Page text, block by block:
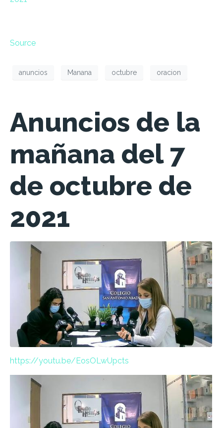
Source
anuncios Manana octubre oracion
Anuncios de la
mañana del 7
de octubre de
2021
https://youtu.be/EosOLwUpcts